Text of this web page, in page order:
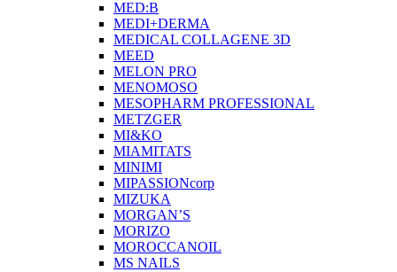
MED:B
MEDI+DERMA
MEDICAL COLLAGENE 3D
MEED
MELON PRO
MENOMOSO
MESOPHARM PROFESSIONAL
METZGER
MI&KO
MIAMITATS
MINIMI
MIPASSIONcorp
MIZUKA
MORGAN’S
MORIZO
MOROCCANOIL
MS NAILS